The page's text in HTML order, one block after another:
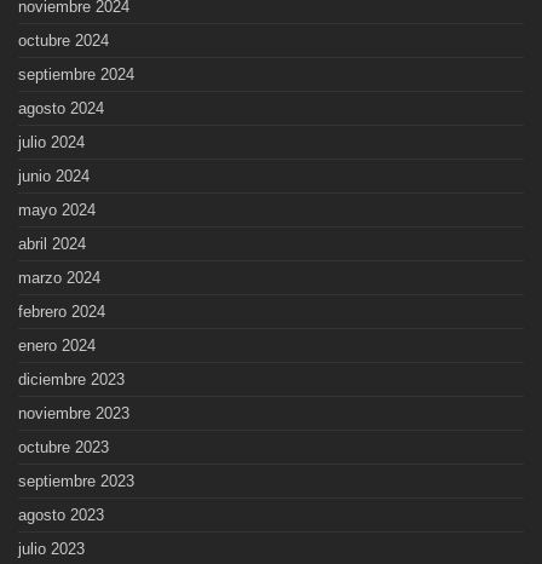
noviembre 2024
octubre 2024
septiembre 2024
agosto 2024
julio 2024
junio 2024
mayo 2024
abril 2024
marzo 2024
febrero 2024
enero 2024
diciembre 2023
noviembre 2023
octubre 2023
septiembre 2023
agosto 2023
julio 2023